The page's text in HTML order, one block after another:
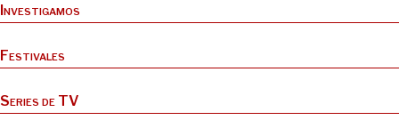
Investigamos
Festivales
Series de TV